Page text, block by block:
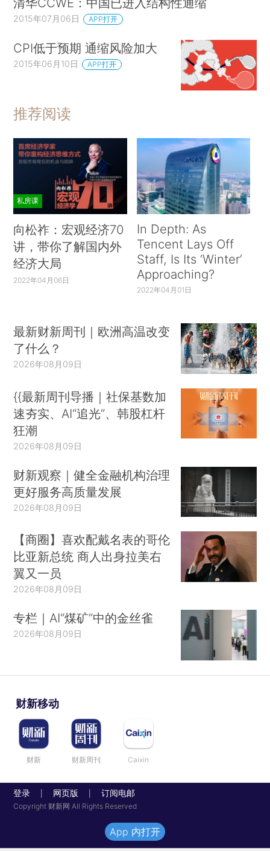
2015年07月06日 APP打开
CPI低于预期 通缩风险加大
2015年06月10日 APP打开
推荐阅读
私房课
向松祚：宏观经济70
讲，带你了解国内外
经济大局
2022年04月06日
In Depth: As
Tencent Lays Off
Staff, Is Its ‘Winter’
Approaching?
2022年04月01日
最新财新周刊｜欧洲高温改变
了什么？
2026年08月09日
{{最新周刊导播｜社保基数加
速夯实、AI“追光”、韩股杠杆
狂潮
2026年08月09日
财新观察｜健全金融机构治理
更好服务高质量发展
2026年08月09日
【商圈】喜欢配戴名表的哥伦
比亚新总统 商人出身拉美右
翼又一员
2026年08月09日
专栏｜AI“煤矿”中的金丝雀
2026年08月09日
财新移动
财新 财新周刊 Caixin
登录 网页版 订阅电邮
Copyright 财新网 All Rights Reserved
App 内打开